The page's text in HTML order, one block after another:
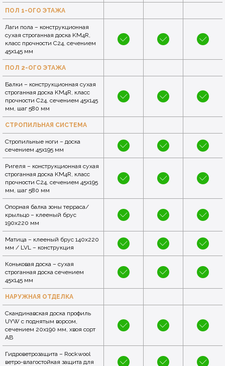
ПОЛ 1-ОГО ЭТАЖА
Лаги пола – конструкционная
сухая строганная доска KM4R,
класс прочности C24, сечением
45x145 мм
ПОЛ 2-ОГО ЭТАЖА
Балки – конструкционная сухая
строганная доска KM4R, класс
прочности C24, сечением 45x145
мм, шаг 580 мм
СТРОПИЛЬНАЯ СИСТЕМА
Стропильные ноги – доска
сечением 45x195 мм
Ригеля – конструкционная сухая
строганная доска KM4R, класс
прочности C24, сечением 45x195
мм, шаг 580 мм
Опорная балка зоны терраса/
крыльцо – клееный брус
190x220 мм
Матица – клееный брус 140х220
мм / LVL – конструкция
Коньковая доска – сухая
строганная доска сечением
45x145 мм
НАРУЖНАЯ ОТДЕЛКА
Скандинавская доска профиль
UYW с поднятым ворсом,
сечением 20х190 мм, хвоя сорт
AB
Гидроветрозащита – Rockwool
ветро-влагостойкая защита для